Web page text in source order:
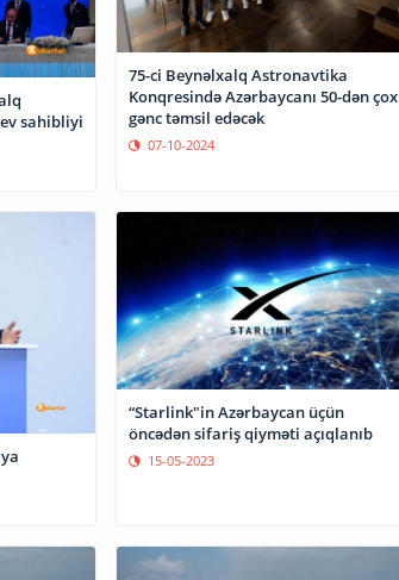
sahibliyi
75-ci Beynəlxalq Astronavtika
Konqresində Azərbaycanı 50-dən çox
gənc təmsil edəcək
07-10-2024
“Starlink"in Azərbaycan üçün
öncədən sifariş qiyməti açıqlanıb
15-05-2023